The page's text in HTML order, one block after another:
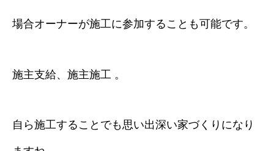
場合オーナーが施工に参加することも可能です。
施主支給、施主施工 。
自ら施工することでも思い出深い家づくりになり